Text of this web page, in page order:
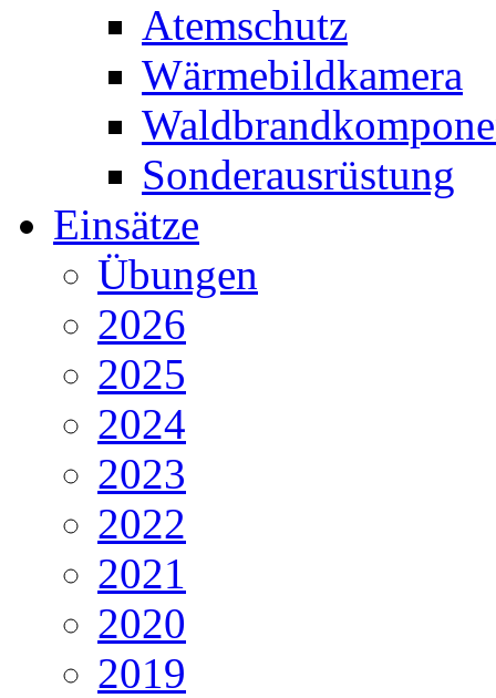
Atemschutz
Wärmebildkamera
Sonderausrüstung
Einsätze
Übungen
2026
2025
2024
2023
2022
2021
2020
2019